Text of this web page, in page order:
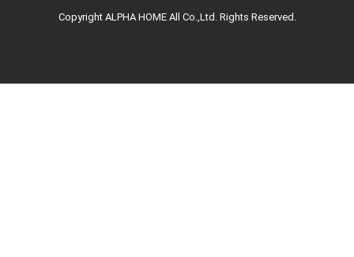
Copyright ALPHA HOME All Co.,Ltd. Rights Reserved.